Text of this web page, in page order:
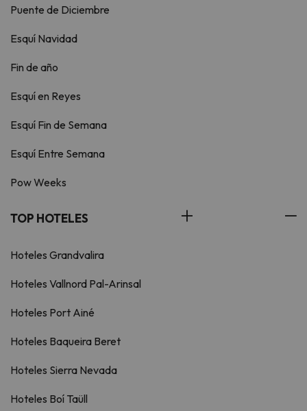
Puente de Diciembre
Esquí Navidad
Fin de año
Esquí en Reyes
Esquí Fin de Semana
Esquí Entre Semana
Pow Weeks
TOP HOTELES
Hoteles Grandvalira
Hoteles Vallnord Pal-Arinsal
Hoteles Port Ainé
Hoteles Baqueira Beret
Hoteles Sierra Nevada
Hoteles Boí Taüll